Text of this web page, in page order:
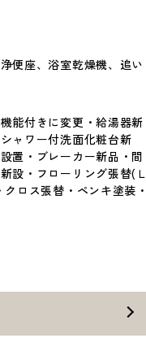
便座、浴室乾燥機、追い
能付きに変更・給湯器新
ャワー付洗面化粧台新
置・ブレーカー新品・間
設・フローリング張替(Ｌ
ロス張替・ペンキ塗装・